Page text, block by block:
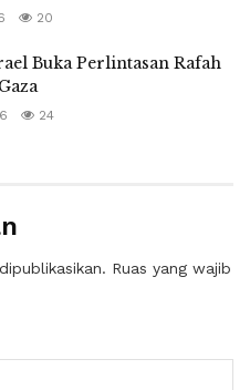
20
Buka Perlintasan Rafah
24
Ruas yang wajib